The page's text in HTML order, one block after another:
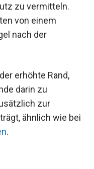
zu vermitteln.
von einem
nach der
erhöhte Rand,
darin zu
zur
ähnlich wie bei
.